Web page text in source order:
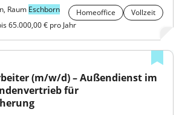
Raum Eschborn Homeoffice
Vollzeit
65.000,00 € pro Jahr
(m/w/d) – Außendienst im
für